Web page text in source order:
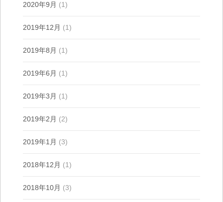
2020年9月 (1)
2019年12月 (1)
2019年8月 (1)
2019年6月 (1)
2019年3月 (1)
2019年2月 (2)
2019年1月 (3)
2018年12月 (1)
2018年10月 (3)